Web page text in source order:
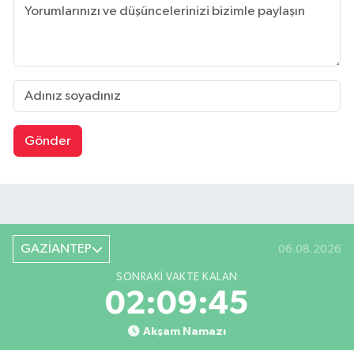
Gönder
GAZİANTEP 06.08.2026
SONRAKI VAKTE KALAN
02:09:45
Akşam Namazı